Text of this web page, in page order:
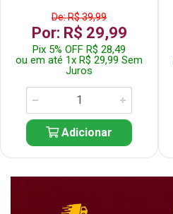
De: R$ 39,99
Por: R$ 29,99
Pix 5% OFF R$ 28,49
ou em até 1x R$ 29,99 Sem
Juros
Adicionar